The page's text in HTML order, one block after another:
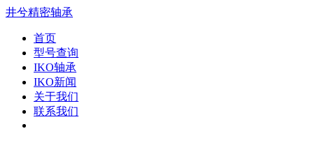
井兮精密轴承
首页
型号查询
IKO轴承
IKO新闻
关于我们
联系我们